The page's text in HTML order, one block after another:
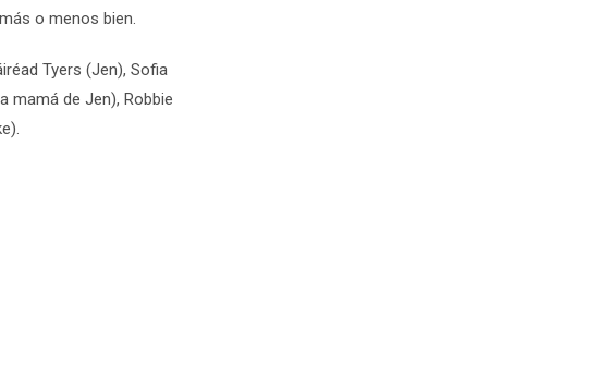
o menos bien.
Tyers (Jen), Sofia
mamá de Jen), Robbie